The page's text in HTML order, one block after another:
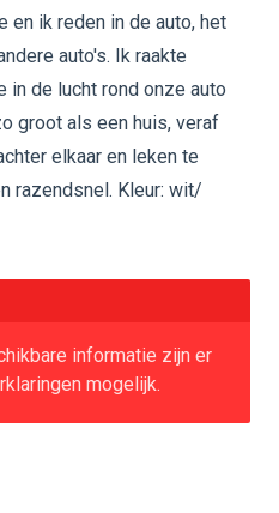
en ik reden in de auto, het
auto's. Ik raakte
de lucht rond onze auto
groot als een huis, veraf
elkaar en leken te
razendsnel. Kleur: wit/
informatie zijn er
mogelijk.